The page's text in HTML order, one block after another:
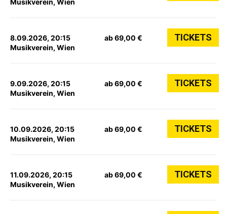
Musikverein, Wien
8.09.2026, 20:15
Musikverein, Wien
ab 69,00 € TICKETS
9.09.2026, 20:15
Musikverein, Wien
ab 69,00 € TICKETS
10.09.2026, 20:15
Musikverein, Wien
ab 69,00 € TICKETS
11.09.2026, 20:15
Musikverein, Wien
ab 69,00 € TICKETS